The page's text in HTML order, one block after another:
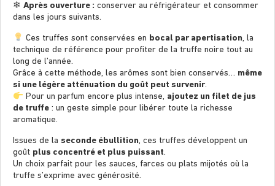
❄ Après ouverture : conserver au réfrigérateur et consommer
dans les jours suivants.
Ces truffes sont conservées en bocal par apertisation, la
technique de référence pour profiter de la truffe noire tout au
long de l’année.
Grâce à cette méthode, les arômes sont bien conservés… même
si une légère atténuation du goût peut survenir.
Pour un parfum encore plus intense, ajoutez un filet de jus
de truffe : un geste simple pour libérer toute la richesse
aromatique.
Issues de la seconde ébullition, ces truffes développent un
goût plus concentré et plus puissant.
Un choix parfait pour les sauces, farces ou plats mijotés où la
truffe s’exprime avec générosité.